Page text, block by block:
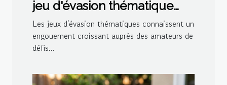
jeu d'évasion thématique
pour votre prochaine sortie
?
Les jeux d'évasion thématiques connaissent un
engouement croissant auprès des amateurs de
défis...